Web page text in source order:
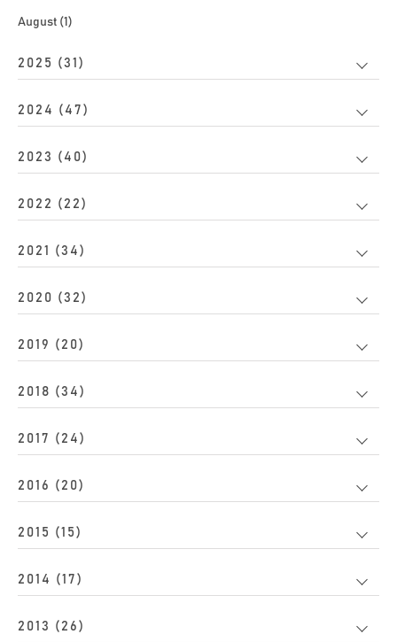
August (1)
2025 (31)
2024 (47)
2023 (40)
2022 (22)
2021 (34)
2020 (32)
2019 (20)
2018 (34)
2017 (24)
2016 (20)
2015 (15)
2014 (17)
2013 (26)